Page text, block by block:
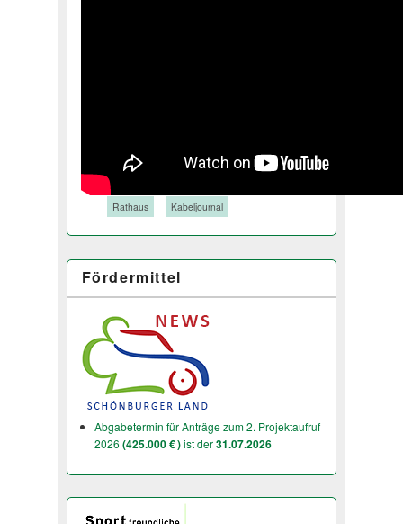
Rathaus Kabeljournal
Fördermittel
Abgabetermin für Anträge zum 2. Projektaufruf
2026 (425.000 € )ist der31.07.2026